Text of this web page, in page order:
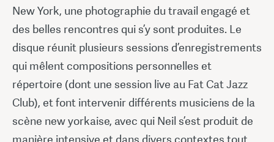
New York, une photographie du travail engagé et
des belles rencontres qui s’y sont produites. Le
disque réunit plusieurs sessions d’enregistrements
qui mêlent compositions personnelles et
répertoire (dont une session live au Fat Cat Jazz
Club), et font intervenir différents musiciens de la
scène new yorkaise, avec qui Neil s’est produit de
manière intensive et dans divers contextes tout